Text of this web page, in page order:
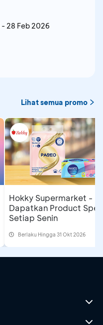
- 28 Feb 2026
Lihat semua promo
Hokky Supermarket -
Dapatkan Product
Setiap Senin
Berlaku Hingga 31 Okt 2026